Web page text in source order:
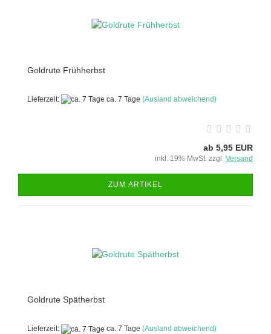
Goldrute Frühherbst
Lieferzeit: ca. 7 Tage (Ausland abweichend)
ab 5,95 EUR
inkl. 19% MwSt. zzgl. Versand
ZUM ARTIKEL
Goldrute Spätherbst
Lieferzeit: ca. 7 Tage (Ausland abweichend)